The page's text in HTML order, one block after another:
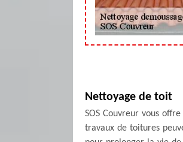
Nettoyage de toit
SOS Couvreur vous
travaux de toitures